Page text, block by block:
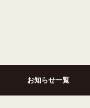
お知らせ一覧